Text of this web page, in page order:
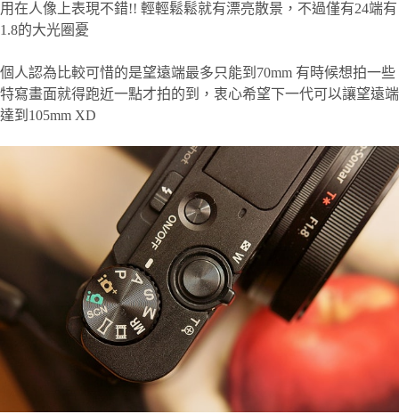
用在人像上表現不錯!! 輕輕鬆鬆就有漂亮散景，不過僅有24端有
1.8的大光圈憂
個人認為比較可惜的是望遠端最多只能到70mm 有時候想拍一些
特寫畫面就得跑近一點才拍的到，衷心希望下一代可以讓望遠端
達到105mm XD